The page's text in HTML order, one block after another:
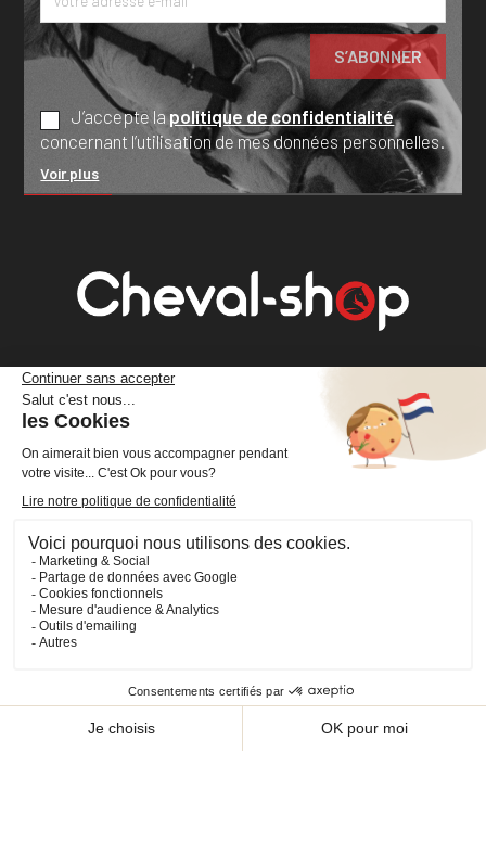
J’accepte lapolitique de confidentialité
concernant l’utilisation de mes données personnelles.
Voir plus
France
+33 (0)2 40 36 20 61
Facebook
INFORMATIONS 
PRODUITS